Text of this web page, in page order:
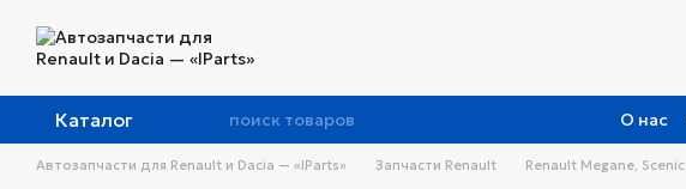
Каталог О нас
Автозапчасти для Renault и Dacia — «IParts» Запчасти Renault Renault Megane, Scenic